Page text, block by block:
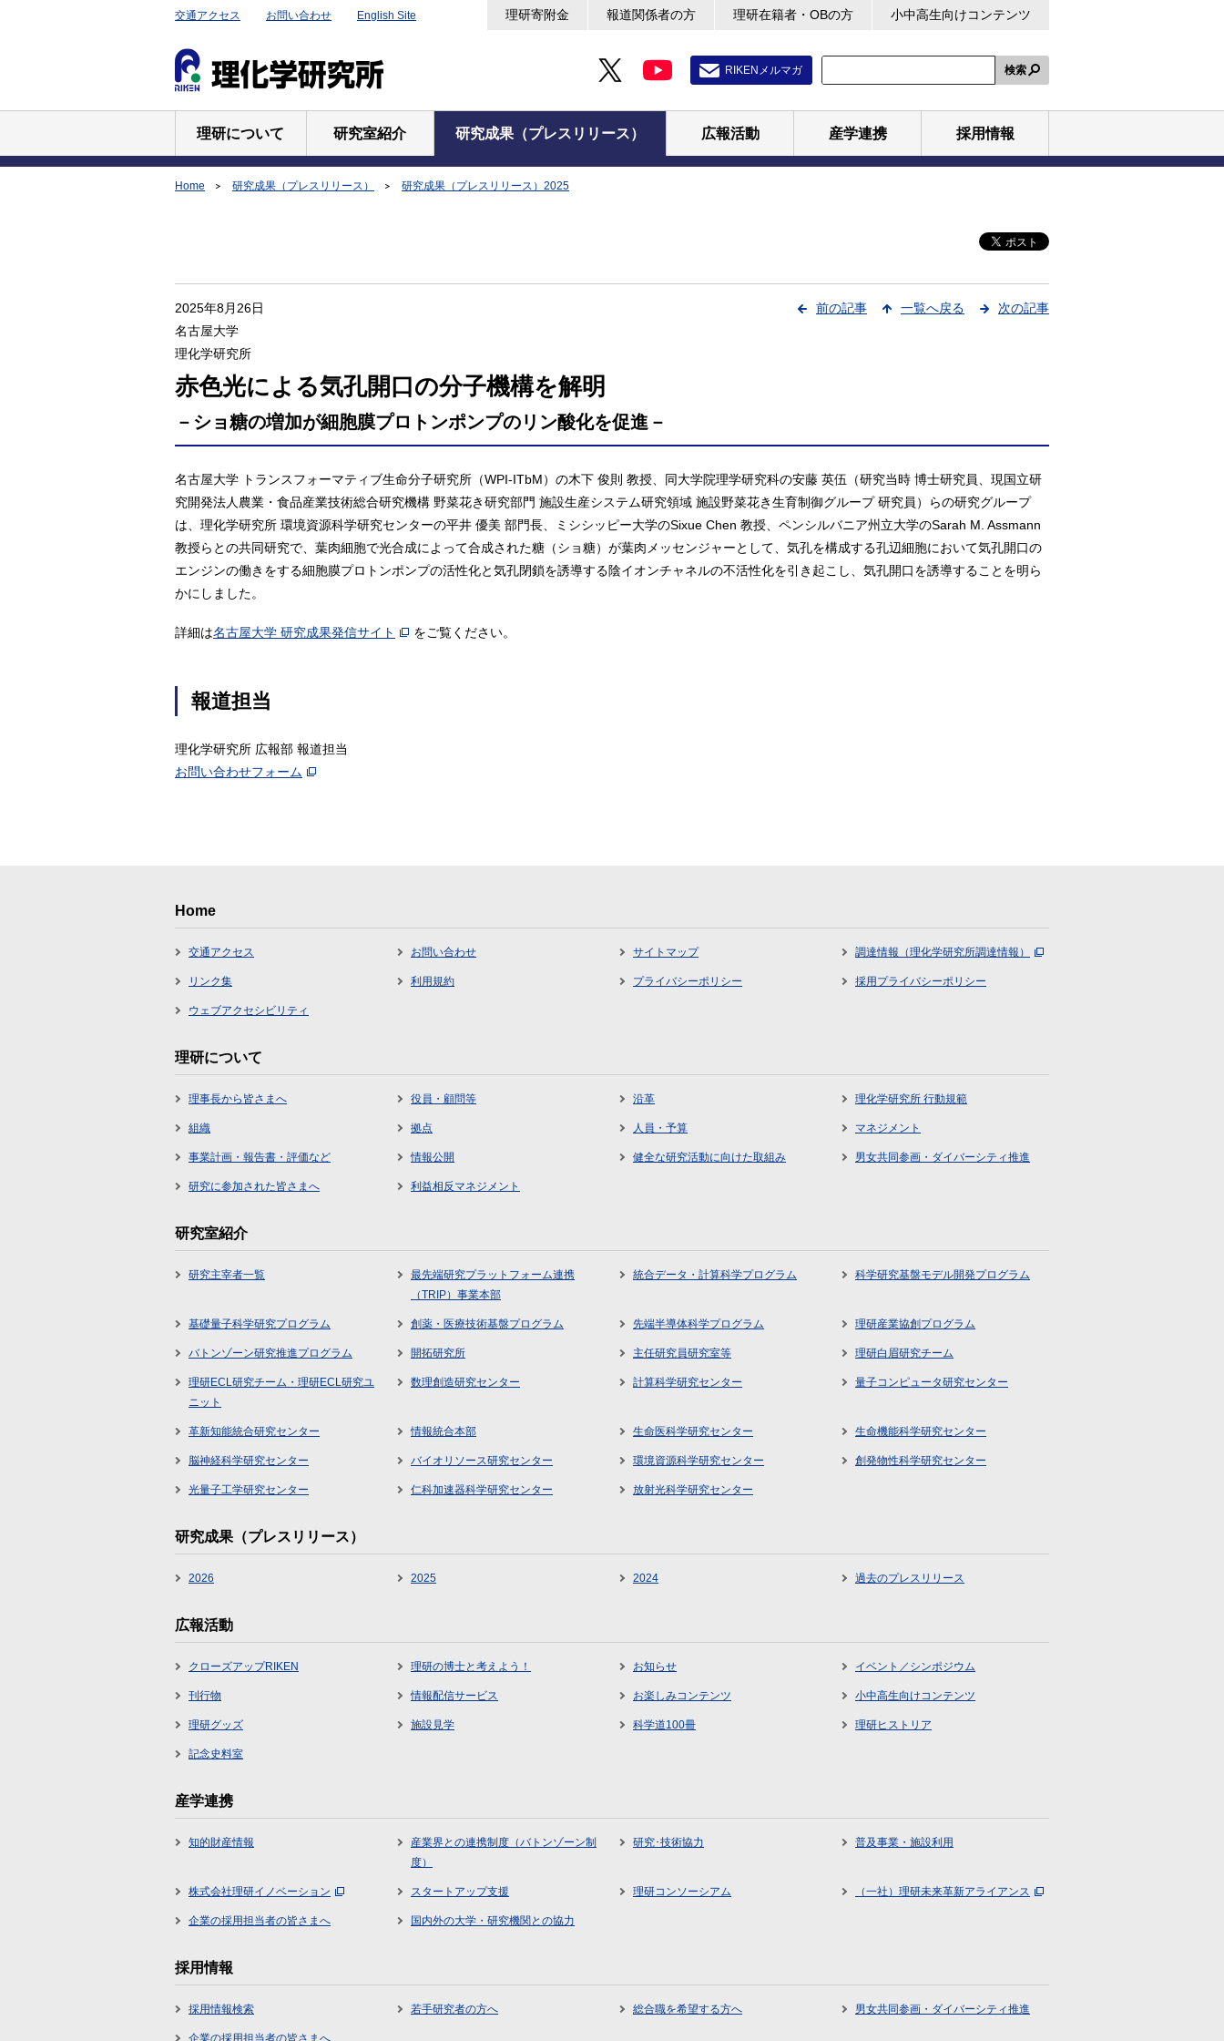
交通アクセス お問い合わせ English Site 理研寄附金 報道関係者の方 理研在籍者・OBの方 小中高生向けコンテンツ
RIKENメルマガ 検索
理研について 研究室紹介 研究成果（プレスリリース） 広報活動 産学連携 採用情報
Home 研究成果（プレスリリース） 研究成果（プレスリリース）2025
前の記事 一覧へ戻る 次の記事
2025年8月26日
名古屋大学
理化学研究所
赤色光による気孔開口の分子機構を解明
－ショ糖の増加が細胞膜プロトンポンプのリン酸化を促進－
名古屋大学 トランスフォーマティブ生命分子研究所（WPI-ITbM）の木下 俊則 教授、同大学院理学研究科の安藤 英伍（研究当時 博士研究員、現国立研
究開発法人農業・食品産業技術総合研究機構 野菜花き研究部門 施設生産システム研究領域 施設野菜花き生育制御グループ 研究員）らの研究グループ
は、理化学研究所 環境資源科学研究センターの平井 優美 部門長、ミシシッピー大学のSixue Chen 教授、ペンシルバニア州立大学のSarah M. Assmann
教授らとの共同研究で、葉肉細胞で光合成によって合成された糖（ショ糖）が葉肉メッセンジャーとして、気孔を構成する孔辺細胞において気孔開口の
エンジンの働きをする細胞膜プロトンポンプの活性化と気孔閉鎖を誘導する陰イオンチャネルの不活性化を引き起こし、気孔開口を誘導することを明ら
かにしました。
詳細は名古屋大学 研究成果発信サイト をご覧ください。
報道担当
理化学研究所 広報部 報道担当
お問い合わせフォーム
Home
交通アクセス お問い合わせ サイトマップ 調達情報（理化学研究所調達情報）
リンク集 利用規約 プライバシーポリシー 採用プライバシーポリシー
ウェブアクセシビリティ
理研について
理事長から皆さまへ 役員・顧問等 沿革 理化学研究所 行動規範
組織 拠点 人員・予算 マネジメント
事業計画・報告書・評価など 情報公開 健全な研究活動に向けた取組み 男女共同参画・ダイバーシティ推進
研究に参加された皆さまへ 利益相反マネジメント
研究室紹介
研究主宰者一覧
最先端研究プラットフォーム連携
（TRIP）事業本部
統合データ・計算科学プログラム 科学研究基盤モデル開発プログラム
基礎量子科学研究プログラム 創薬・医療技術基盤プログラム 先端半導体科学プログラム 理研産業協創プログラム
バトンゾーン研究推進プログラム 開拓研究所 主任研究員研究室等 理研白眉研究チーム
理研ECL研究チーム・理研ECL研究ユ
ニット
数理創造研究センター 計算科学研究センター 量子コンピュータ研究センター
革新知能統合研究センター 情報統合本部 生命医科学研究センター 生命機能科学研究センター
脳神経科学研究センター バイオリソース研究センター 環境資源科学研究センター 創発物性科学研究センター
光量子工学研究センター 仁科加速器科学研究センター 放射光科学研究センター
研究成果（プレスリリース）
2026 2025 2024 過去のプレスリリース
広報活動
クローズアップRIKEN 理研の博士と考えよう！ お知らせ イベント／シンポジウム
刊行物 情報配信サービス お楽しみコンテンツ 小中高生向けコンテンツ
理研グッズ 施設見学 科学道100冊 理研ヒストリア
記念史料室
産学連携
知的財産情報
産業界との連携制度（バトンゾーン制
度）
研究･技術協力 普及事業・施設利用
株式会社理研イノベーション スタートアップ支援 理研コンソーシアム （一社）理研未来革新アライアンス
企業の採用担当者の皆さまへ 国内外の大学・研究機関との協力
採用情報
採用情報検索 若手研究者の方へ 総合職を希望する方へ 男女共同参画・ダイバーシティ推進
企業の採用担当者の皆さまへ